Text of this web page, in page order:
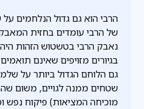
הרבי הוא גם גדול הנלחמים
של הרבי עומדים בחזית
נאבק הרבי בטשטוש הזהות
בגיורים מזויפים שאינם
גם הלוחם הגדול ביותר על
שטחים ממנה לגויים, משום
מוכיחה המציאות) פיקוח נפש